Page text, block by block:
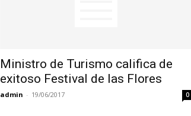
Ministro de Turismo califica de
exitoso Festival de las Flores
admin - 19/06/2017 0